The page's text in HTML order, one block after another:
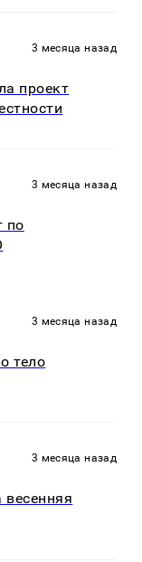
3 месяца назад
проект
3 месяца назад
по
3 месяца назад
тело
3 месяца назад